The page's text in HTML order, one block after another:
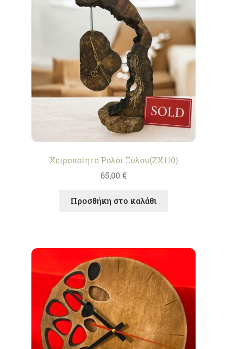
Χειροποίητο Ρολόι Ξύλου(ZX110)
65,00 €
Προσθήκη στο καλάθι